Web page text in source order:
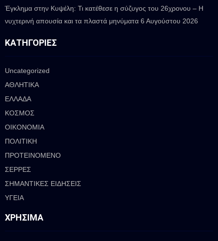
Έγκλημα στην Κυψέλη: Τι κατέθεσε η σύζυγος του 26χρονου – Η
νυχτερινή απουσία και τα πλαστά μηνύματα 6 Αυγούστου 2026
ΚΑΤΗΓΟΡΊΕΣ
Uncategorized
ΑΘΛΗΤΙΚΑ
ΕΛΛΑΔΑ
ΚΟΣΜΟΣ
ΟΙΚΟΝΟΜΙΑ
ΠΟΛΙΤΙΚΗ
ΠΡΟΤΕΙΝΟΜΕΝΟ
ΣΕΡΡΕΣ
ΣΗΜΑΝΤΙΚΕΣ ΕΙΔΗΣΕΙΣ
ΥΓΕΙΑ
ΧΡΉΣΙΜΑ